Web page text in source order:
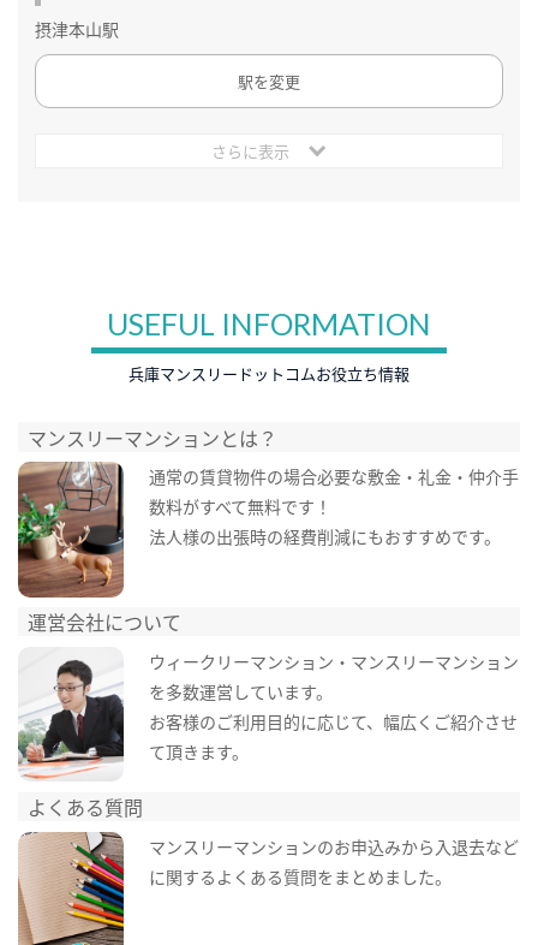
摂津本山駅
駅を変更
さらに表示
USEFUL INFORMATION
兵庫マンスリードットコムお役立ち情報
マンスリーマンションとは？
通常の賃貸物件の場合必要な敷金・礼金・仲介手
数料がすべて無料です！
法人様の出張時の経費削減にもおすすめです。
運営会社について
ウィークリーマンション・マンスリーマンション
を多数運営しています。
お客様のご利用目的に応じて、幅広くご紹介させ
て頂きます。
よくある質問
マンスリーマンションのお申込みから入退去など
に関するよくある質問をまとめました。